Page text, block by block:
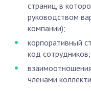
страниц, в
руководством
компании);
корпоративный
код сотрудников;
членами